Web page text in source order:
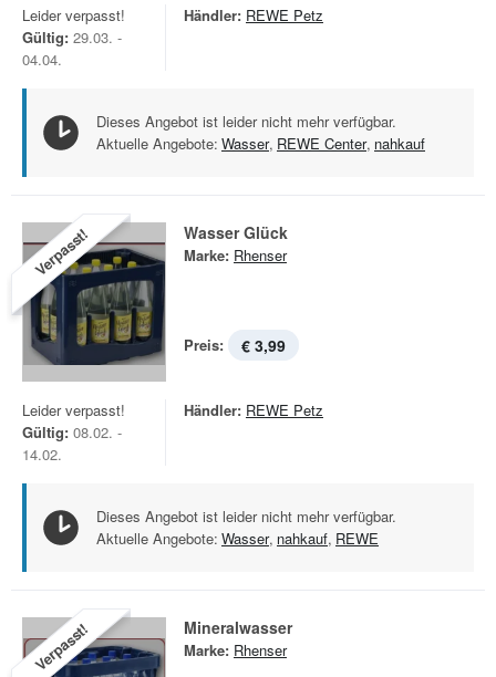
Leider verpasst!
Gültig: 29.03. -
04.04.
Händler: REWE Petz
Dieses Angebot ist leider nicht mehr verfügbar.
Aktuelle Angebote: Wasser, REWE Center, nahkauf
Verpasst! Wasser Glück
Marke: Rhenser
Preis: € 3,99
Leider verpasst!
Gültig: 08.02. -
14.02.
Händler: REWE Petz
Dieses Angebot ist leider nicht mehr verfügbar.
Aktuelle Angebote: Wasser, nahkauf, REWE
Verpasst! Mineralwasser
Marke: Rhenser